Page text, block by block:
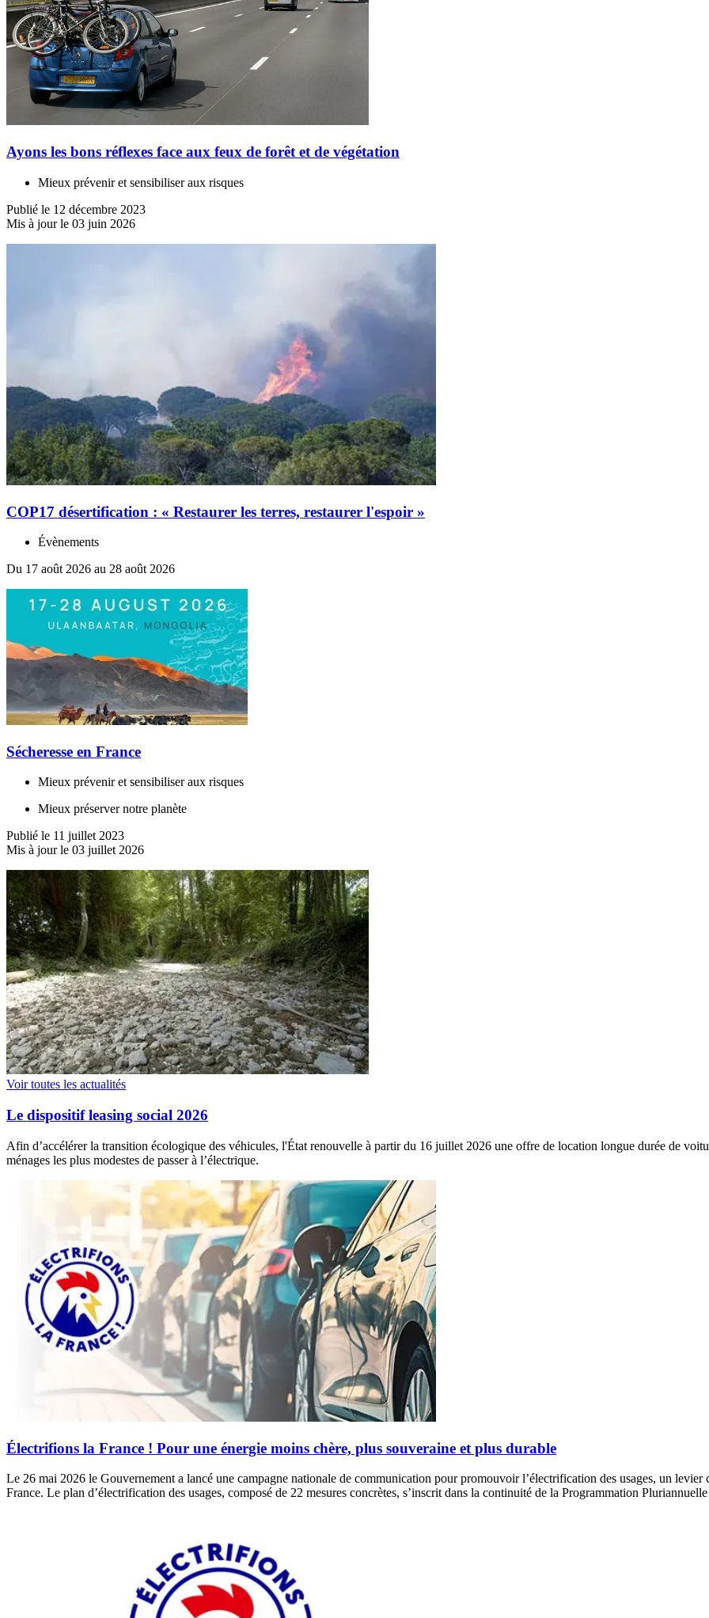
Ayons les bons réflexes face aux feux de forêt et de végétation
Mieux prévenir et sensibiliser aux risques
Publié le 12 décembre 2023
Mis à jour le 03 juin 2026
COP17 désertification : « Restaurer les terres, restaurer l'espoir »
Évènements
Du 17 août 2026 au 28 août 2026
Sécheresse en France
Mieux prévenir et sensibiliser aux risques
Mieux préserver notre planète
Publié le 11 juillet 2023
Mis à jour le 03 juillet 2026
Voir toutes les actualités
Le dispositif leasing social 2026
Afin d’accélérer la transition écologique des véhicules, l'État renouvelle à partir du 16 juillet 2026 une offre de location longue durée de
ménages les plus modestes de passer à l’électrique.
Électrifions la France ! Pour une énergie moins chère, plus souveraine et plus durable
Le 26 mai 2026 le Gouvernement a lancé une campagne nationale de communication pour promouvoir l’électrification des usages, un
France. Le plan d’électrification des usages, composé de 22 mesures concrètes, s’inscrit dans la continuité de la Programmation